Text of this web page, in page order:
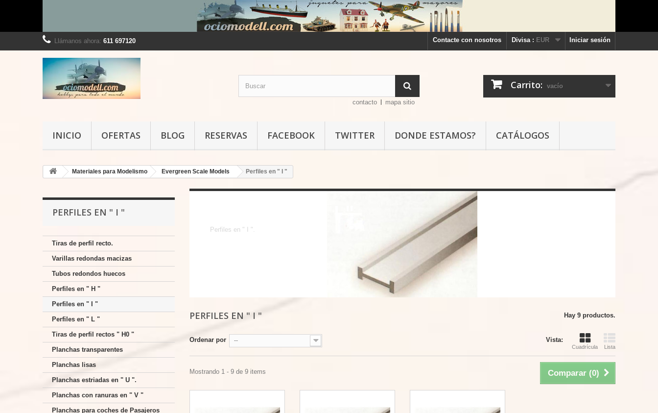
Iniciar sesión
Divisa : EUR
Contacte con nosotros
Llámanos ahora: 611 697120
Carrito: vacío
contacto mapa sitio
INICIO OFERTAS BLOG RESERVAS FACEBOOK TWITTER DONDE ESTAMOS? CATÁLOGOS
Materiales para Modelismo Evergreen Scale Models Perfiles en " I "
PERFILES EN " I "
Tiras de perfil recto.
Varillas redondas macizas
Tubos redondos huecos
Perfiles en " H "
Perfiles en " I "
Perfiles en " L "
Tiras de perfil rectos " H0 "
Planchas transparentes
Planchas lisas
Planchas estriadas en " U ".
Planchas con ranuras en " V "
Planchas para coches de Pasajeros
Perfiles en " I ".
PERFILES EN " I " Hay 9 productos.
Vista:
Cuadrícula Lista
Ordenar por --
Comparar (0)
Mostrando 1 - 9 de 9 items